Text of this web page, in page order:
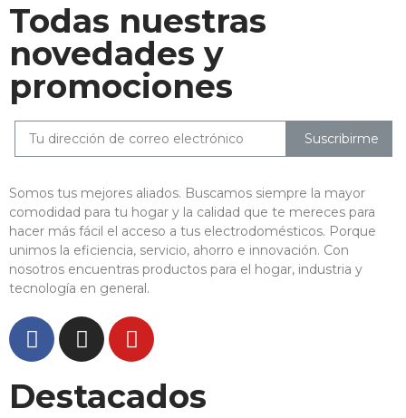
Todas nuestras
novedades y
promociones
Suscribirme
Somos tus mejores aliados. Buscamos siempre la mayor
comodidad para tu hogar y la calidad que te mereces para
hacer más fácil el acceso a tus electrodomésticos. Porque
unimos la eficiencia, servicio, ahorro e innovación. Con
nosotros encuentras productos para el hogar, industria y
tecnología en general.
Destacados